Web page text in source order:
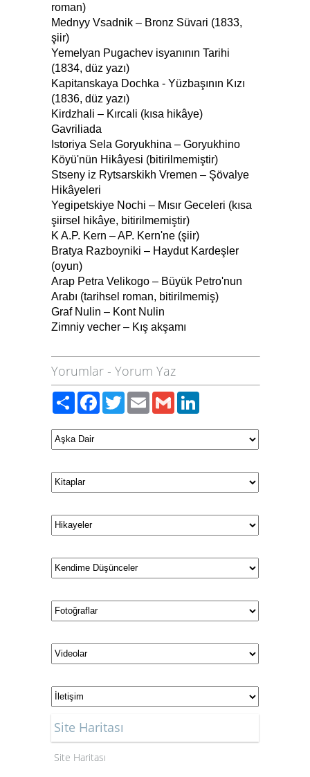
roman)
Mednyy Vsadnik – Bronz Süvari (1833,
şiir)
Yemelyan Pugachev isyanının Tarihi
(1834, düz yazı)
Kapitanskaya Dochka - Yüzbaşının Kızı
(1836, düz yazı)
Kirdzhali – Kırcali (kısa hikâye)
Gavriliada
Istoriya Sela Goryukhina – Goryukhino
Köyü'nün Hikâyesi (bitirilmemiştir)
Stseny iz Rytsarskikh Vremen – Şövalye
Hikâyeleri
Yegipetskiye Nochi – Mısır Geceleri (kısa
şiirsel hikâye, bitirilmemiştir)
K A.P. Kern – AP. Kern'ne (şiir)
Bratya Razboyniki – Haydut Kardeşler
(oyun)
Arap Petra Velikogo – Büyük Petro'nun
Arabı (tarihsel roman, bitirilmemiş)
Graf Nulin – Kont Nulin
Zimniy vecher – Kış akşamı
Yorumlar - Yorum Yaz
PaylaşFacebook
TwitterEmailGmail
Site Haritası
Site Haritası